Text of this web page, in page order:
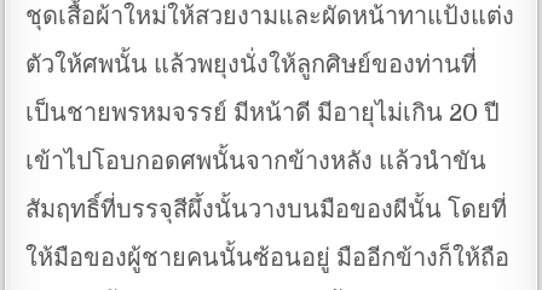
ชุดเสื้อผ้าใหม่ให้สวยงามและผัดหน้าทาแป้งแต่ง
ตัวให้ศพนั้น แล้วพยุงนั่งให้ลูกศิษย์ของท่านที่
เป็นชายพรหมจรรย์ มีหน้าดี มีอายุไม่เกิน 20 ปี
เข้าไปโอบกอดศพนั้นจากข้างหลัง แล้วนำขัน
สัมฤทธิ์ที่บรรจุสีผึ้งนั้นวางบนมือของผีนั้น โดยที่
ให้มือของผู้ชายคนนั้นซ้อนอยู่ มืออีกข้างก็ให้ถือ